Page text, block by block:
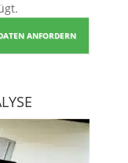
ANFORDERN